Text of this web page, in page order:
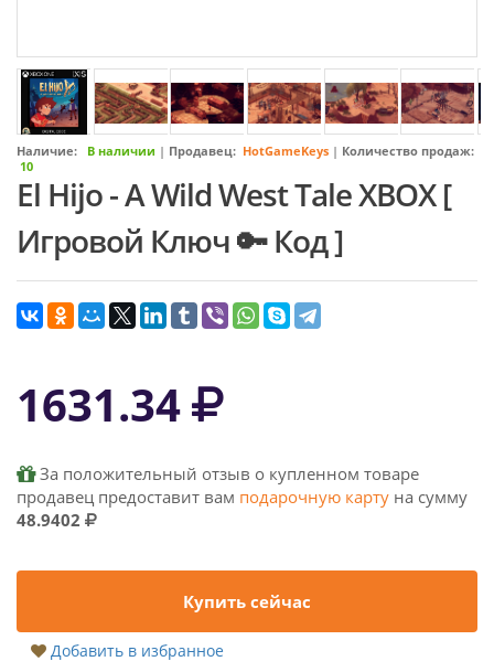
Наличие: В наличии | Продавец: HotGameKeys | Количество продаж:
10
El Hijo - A Wild West Tale XBOX [
Игровой Ключ 🔑 Код ]
1631.34
За положительный отзыв о купленном товаре
продавец предоставит вам подарочную карту на сумму
48.9402
Купить сейчас
Добавить в избранное